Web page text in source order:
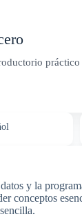
y la
conceptos